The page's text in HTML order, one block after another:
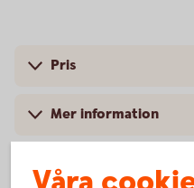
Pris
Mer information